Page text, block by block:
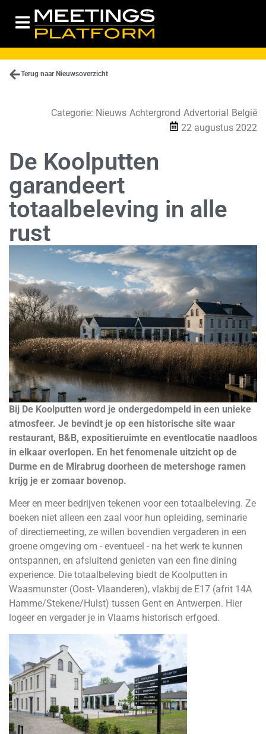
Terug naar Nieuwsoverzicht
Categorie: Nieuws Achtergrond Advertorial
België
22 augustus 2022
De Koolputten
garandeert
totaalbeleving in alle
rust
Bij De Koolputten word je ondergedompeld in een unieke
atmosfeer. Je bevindt je op een historische site waar
restaurant, B&B, expositieruimte en eventlocatie naadloos
in elkaar overlopen. En het fenomenale uitzicht op de
Durme en de Mirabrug doorheen de metershoge ramen
krijg je er zomaar bovenop.
Meer en meer bedrijven tekenen voor een totaalbeleving. Ze
boeken niet alleen een zaal voor hun opleiding, seminarie
of directiemeeting, ze willen bovendien vergaderen in een
groene omgeving om - eventueel - na het werk te kunnen
ontspannen, en afsluitend genieten van een fine dining
experience. Die totaalbeleving biedt de Koolputten in
Waasmunster (Oost- Vlaanderen), vlakbij de E17 (afrit 14A
Hamme/Stekene/Hulst) tussen Gent en Antwerpen. Hier
logeer en vergader je in Vlaams historisch erfgoed.